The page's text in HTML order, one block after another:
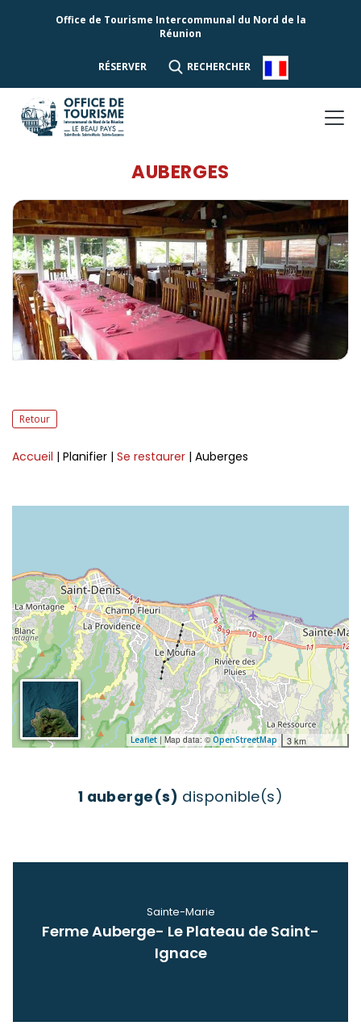
Office de Tourisme Intercommunal du Nord de la
Réunion
RÉSERVER RECHERCHER
AUBERGES
Retour
Accueil | Planifier | Se restaurer | Auberges
3 km
Leaflet | Map data: © OpenStreetMap
1 auberge(s) disponible(s)
Sainte-Marie
Ferme Auberge- Le Plateau de Saint-
Ignace
Voir